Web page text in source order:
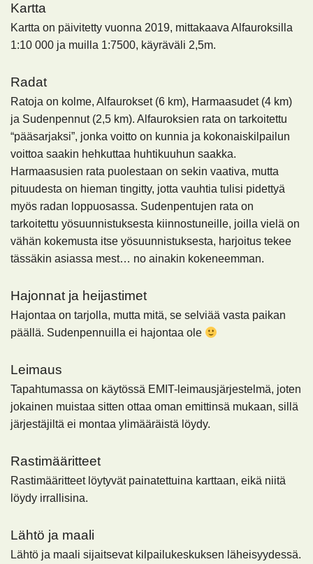
Kartta
Kartta on päivitetty vuonna 2019, mittakaava Alfauroksilla
1:10 000 ja muilla 1:7500, käyräväli 2,5m.
Radat
Ratoja on kolme, Alfaurokset (6 km), Harmaasudet (4 km)
ja Sudenpennut (2,5 km). Alfauroksien rata on tarkoitettu
“pääsarjaksi”, jonka voitto on kunnia ja kokonaiskilpailun
voittoa saakin hehkuttaa huhtikuuhun saakka.
Harmaasusien rata puolestaan on sekin vaativa, mutta
pituudesta on hieman tingitty, jotta vauhtia tulisi pidettyä
myös radan loppuosassa. Sudenpentujen rata on
tarkoitettu yösuunnistuksesta kiinnostuneille, joilla vielä on
vähän kokemusta itse yösuunnistuksesta, harjoitus tekee
tässäkin asiassa mest… no ainakin kokeneemman.
Hajonnat ja heijastimet
Hajontaa on tarjolla, mutta mitä, se selviää vasta paikan
päällä. Sudenpennuilla ei hajontaa ole
Leimaus
Tapahtumassa on käytössä EMIT-leimausjärjestelmä, joten
jokainen muistaa sitten ottaa oman emittinsä mukaan, sillä
järjestäjiltä ei montaa ylimääräistä löydy.
Rastimääritteet
Rastimääritteet löytyvät painatettuina karttaan, eikä niitä
löydy irrallisina.
Lähtö ja maali
Lähtö ja maali sijaitsevat kilpailukeskuksen läheisyydessä.